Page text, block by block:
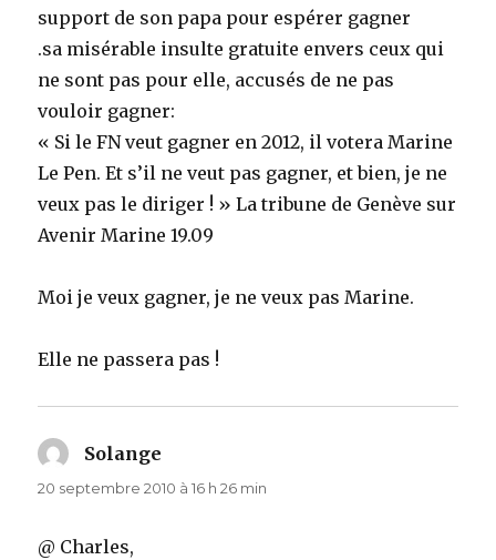
support de son papa pour espérer gagner
.sa misérable insulte gratuite envers ceux qui
ne sont pas pour elle, accusés de ne pas
vouloir gagner:
« Si le FN veut gagner en 2012, il votera Marine
Le Pen. Et s’il ne veut pas gagner, et bien, je ne
veux pas le diriger ! » La tribune de Genève sur
Avenir Marine 19.09
Moi je veux gagner, je ne veux pas Marine.
Elle ne passera pas !
Solange
20 septembre 2010 à 16 h 26 min
@ Charles,